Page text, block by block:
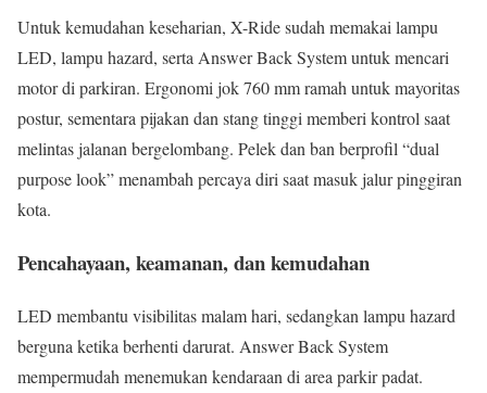
Untuk kemudahan keseharian, X-Ride sudah memakai lampu
LED, lampu hazard, serta Answer Back System untuk mencari
motor di parkiran. Ergonomi jok 760 mm ramah untuk mayoritas
postur, sementara pijakan dan stang tinggi memberi kontrol saat
melintas jalanan bergelombang. Pelek dan ban berprofil “dual
purpose look” menambah percaya diri saat masuk jalur pinggiran
kota.
Pencahayaan, keamanan, dan kemudahan
LED membantu visibilitas malam hari, sedangkan lampu hazard
berguna ketika berhenti darurat. Answer Back System
mempermudah menemukan kendaraan di area parkir padat.